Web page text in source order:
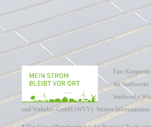
Eine
der
Stadtwerke
und Verkehrs-GmbH (WVV). Weitere